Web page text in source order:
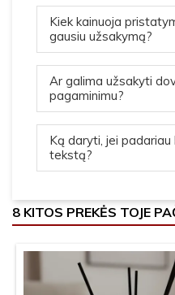
Kiek kainuoja
gausiu užsakymą?
Ar galima užsakyti
pagaminimu?
Ką daryti, jei
tekstą?
8 KITOS PREKĖS TOJE